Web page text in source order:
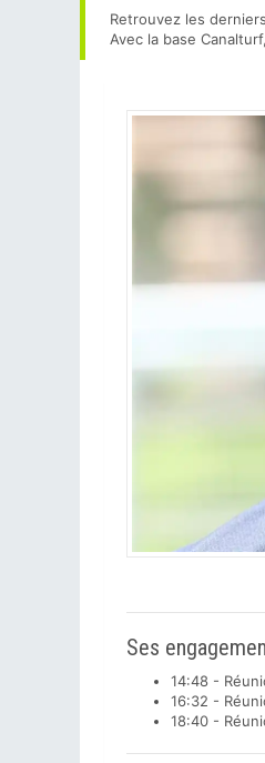
Retrouvez les
Avec la base
Ses
14:48 -
16:32 -
18:40 -